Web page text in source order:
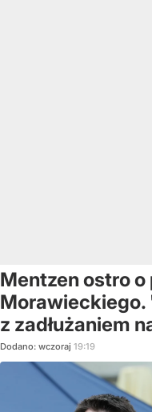
Mentzen ostro
Morawieckiego.
z zadłużaniem
Dodano: wczoraj 19:19